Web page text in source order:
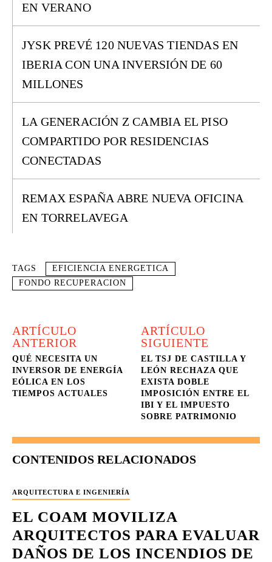
EN VERANO
JYSK PREVÉ 120 NUEVAS TIENDAS EN
IBERIA CON UNA INVERSIÓN DE 60
MILLONES
LA GENERACIÓN Z CAMBIA EL PISO
COMPARTIDO POR RESIDENCIAS
CONECTADAS
REMAX ESPAÑA ABRE NUEVA OFICINA
EN TORRELAVEGA
TAGS
EFICIENCIA ENERGETICA
FONDO RECUPERACION
ARTÍCULO
ANTERIOR
QUÉ NECESITA UN
INVERSOR DE ENERGÍA
EÓLICA EN LOS
TIEMPOS ACTUALES
ARTÍCULO
SIGUIENTE
EL TSJ DE CASTILLA Y
LEÓN RECHAZA QUE
EXISTA DOBLE
IMPOSICIÓN ENTRE EL
IBI Y EL IMPUESTO
SOBRE PATRIMONIO
CONTENIDOS RELACIONADOS
ARQUITECTURA E INGENIERÍA
EL COAM MOVILIZA
ARQUITECTOS PARA EVALUAR
DAÑOS DE LOS INCENDIOS DE